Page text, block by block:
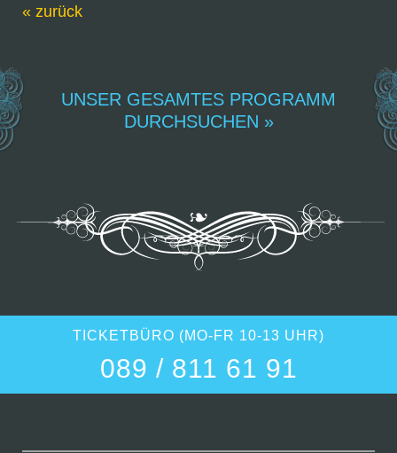
« zurück
UNSER GESAMTES PROGRAMM
DURCHSUCHEN »
TICKETBÜRO (MO-FR 10-13 UHR)
089 / 811 61 91